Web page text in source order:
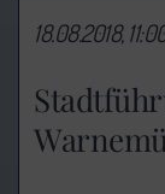
18.08.2018,